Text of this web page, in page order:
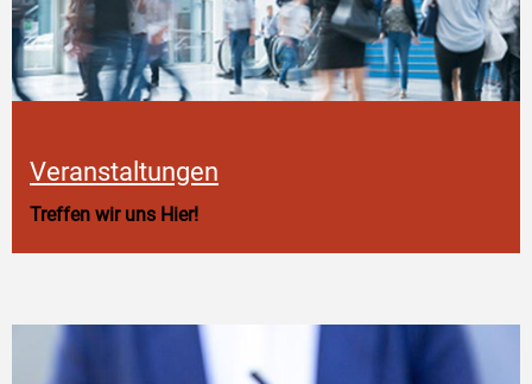
Veranstaltungen
Treffen wir uns Hier!